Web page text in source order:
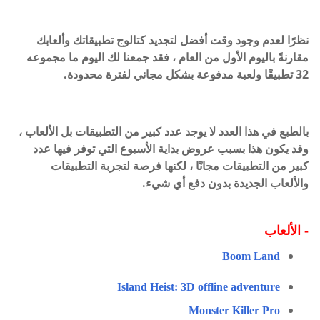
نظرًا لعدم وجود وقت أفضل لتجديد كتالوج تطبيقاتك وألعابك
مقارنةً باليوم الأول من العام ، فقد جمعنا لك اليوم ما مجموعه
32 تطبيقًا ولعبة مدفوعة بشكل مجاني لفترة محدودة.
بالطبع في هذا العدد لا يوجد عدد كبير من التطبيقات بل الألعاب ،
وقد يكون هذا بسبب عروض بداية الأسبوع التي توفر فيها عدد
كبير من التطبيقات مجانًا ، لكنها فرصة لتجربة التطبيقات
والألعاب الجديدة بدون دفع أي شيء.
- الألعاب
Boom Land
Island Heist: 3D offline adventure
Monster Killer Pro